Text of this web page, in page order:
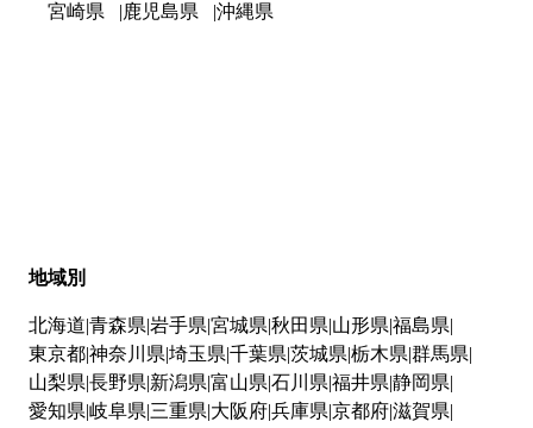
宮崎県
鹿児島県 沖縄県
地域別
北海道 青森県 岩手県 宮城県 秋田県 山形県 福島県
東京都神奈川県 埼玉県 千葉県 茨城県 栃木県 群馬県
山梨県 長野県 新潟県 富山県 石川県 福井県 静岡県
愛知県 岐阜県 三重県 大阪府兵庫県 京都府滋賀県